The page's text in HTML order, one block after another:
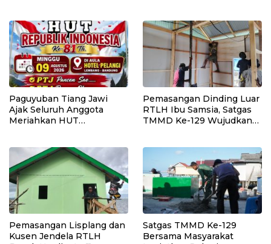
Paguyuban Tiang Jawi
Ajak Seluruh Anggota
Meriahkan HUT
Pemasangan Dinding Luar
RTLH Ibu Samsia, Satgas
TMMD Ke-129 Wujudkan
Pemasangan Lisplang dan
Kusen Jendela RTLH
Satgas TMMD Ke-129
Bersama Masyarakat